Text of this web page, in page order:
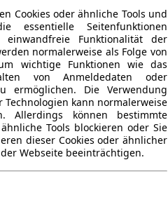
Cookies oder ähnliche Tools und
essentielle Seitenfunktionen
Funktionalität der
normalerweise als Folge von
wichtige Funktionen wie das
von Anmeldedaten oder
ermöglichen. Die Verwendung
Technologien kann normalerweise
Allerdings können bestimmte
Tools blockieren oder Sie
dieser Cookies oder ähnlicher
Webseite beeinträchtigen.